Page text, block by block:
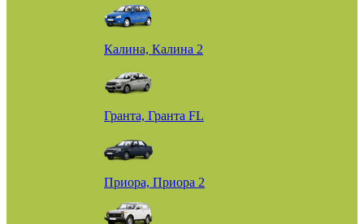
Калина, Калина 2
Гранта, Гранта FL
Приора, Приора 2